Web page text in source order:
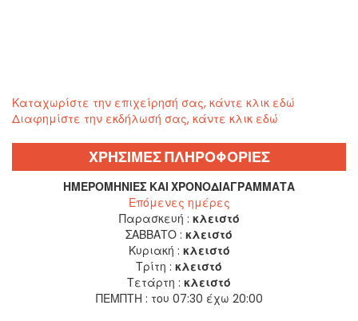
Καταχωρίστε την επιχείρησή σας, κάντε κλικ εδώ
Διαφημίστε την εκδήλωσή σας, κάντε κλικ εδώ
ΧΡΗΣΙΜΕΣ ΠΛΗΡΟΦΟΡΙΕΣ
ΗΜΕΡΟΜΗΝΊΕΣ ΚΑΙ ΧΡΟΝΟΔΙΑΓΡΆΜΜΑΤΑ
Επόμενες ημέρες
Παρασκευή : κλειστό
ΣΑΒΒΑΤΟ : κλειστό
Κυριακή : κλειστό
Τρίτη : κλειστό
Τετάρτη : κλειστό
ΠΕΜΠΤΗ : του 07:30 έχω 20:00